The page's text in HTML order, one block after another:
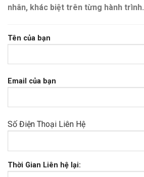
nhân, khác biệt trên từng hành trình.
Tên của bạn
Email của bạn
Số Điện Thoại Liên Hệ
Thời Gian Liên hệ lại: